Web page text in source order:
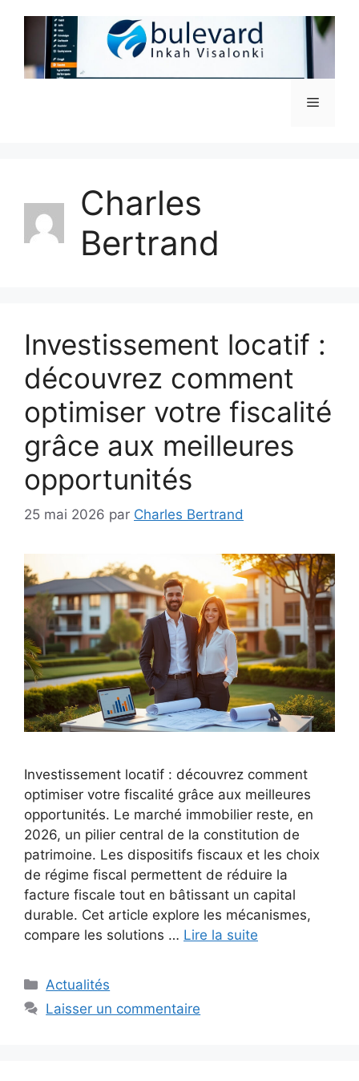
contenu
Menu
Charles
Bertrand
Investissement locatif :
découvrez comment
optimiser votre fiscalité
grâce aux meilleures
opportunités
25 mai 2026 par Charles Bertrand
Investissement locatif : découvrez comment
optimiser votre fiscalité grâce aux meilleures
opportunités. Le marché immobilier reste, en
2026, un pilier central de la constitution de
patrimoine. Les dispositifs fiscaux et les choix
de régime fiscal permettent de réduire la
facture fiscale tout en bâtissant un capital
durable. Cet article explore les mécanismes,
compare les solutions … Lire la suite
Catégories
Actualités
Laisser un commentaire